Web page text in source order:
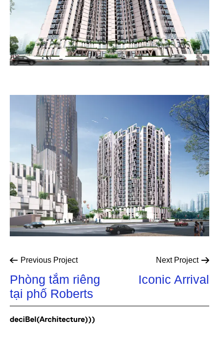
Previous Project
Phòng tắm riêng
tại phố Roberts
Next Project
Iconic Arrival